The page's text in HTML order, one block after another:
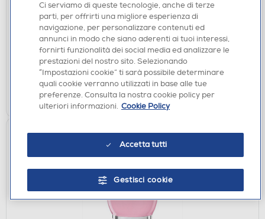
€ 21,90
€ 27,99consigliato
Acquisto online:disponibile
Ritiro in negozio in 30' gratuito:verifica
AGGIUNGI
Ci serviamo di queste tecnologie, anche di terze
parti, per offrirti una migliore esperienza di
navigazione, per personalizzare contenuti ed
annunci in modo che siano aderenti ai tuoi interessi,
fornirti funzionalità dei social media ed analizzare le
prestazioni del nostro sito. Selezionando
“Impostazioni cookie” ti sarà possibile determinare
quali cookie verranno utilizzati in base alle tue
preferenze. Consulta la nostra cookie policy per
ulteriori informazioni. Cookie Policy
Accetta tutti
Gestisci cookie